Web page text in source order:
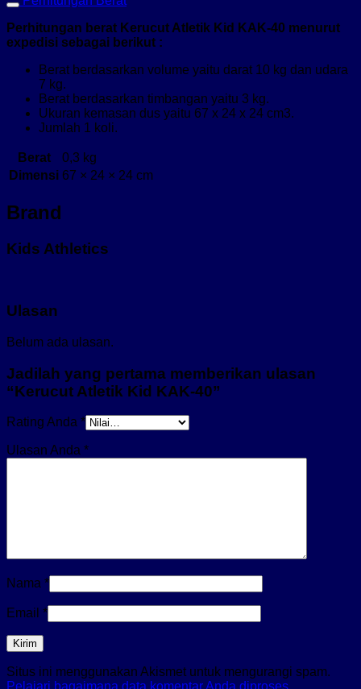
Perhitungan berat Kerucut Atletik Kid KAK-40 menurut
expedisi sebagai berikut :
Berat berdasarkan volume yaitu darat 10 kg dan udara
7 kg.
Berat berdasarkan timbangan yaitu 3 kg.
Ukuran kemasan dus yaitu 67 x 24 x 24 cm3.
Jumlah 1 koli.
Berat
0,3 kg
Dimensi 67 × 24 × 24 cm
Brand
Kids Athletics
Ulasan
Belum ada ulasan.
Jadilah yang pertama memberikan ulasan
“Kerucut Atletik Kid KAK-40”
Rating Anda *
Ulasan Anda *
Nama *
Email *
Situs ini menggunakan Akismet untuk mengurangi spam.